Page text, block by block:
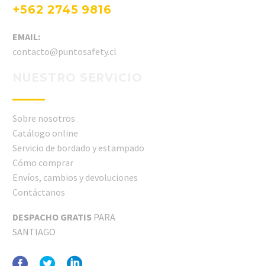
+562 2745 9816
EMAIL:
contacto@puntosafety.cl
Sobre nosotros
Catálogo online
Servicio de bordado y estampado
Cómo comprar
Envíos, cambios y devoluciones
Contáctanos
DESPACHO GRATIS PARA
SANTIAGO